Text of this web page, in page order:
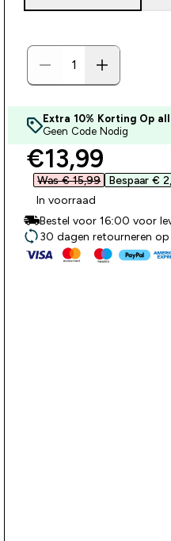
Extra 10% Korting Op
Geen Code Nodig
discounted
€13,99‎
Was € 15,99‎ Bespaar €
In voorraad
Bestel voor 16:00 voor
30 dagen retourneren op